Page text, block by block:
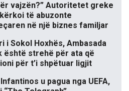
vajzën?” Autoritetet greke
të abuzonte
në një biznes familjar
i Sokol Hoxhës, Ambasada
është strehë për ata që
për t’i shpëtuar ligjit
u pagua nga UEFA,